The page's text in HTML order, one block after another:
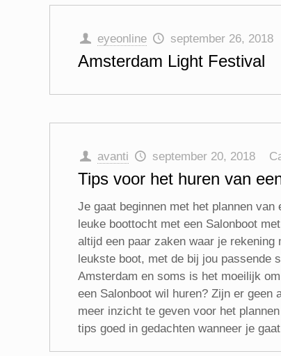
eyeonline september 26, 2018
Amsterdam Light Festival
avanti september 20, 2018
Tips voor het huren van
Je gaat beginnen met het plannen
leuke boottocht met een Salonboot
altijd een paar zaken waar je
leukste boot, met de bij jou passende
Amsterdam en soms is het moeilijk
een Salonboot wil huren? Zijn er
meer inzicht te geven voor het
tips goed in gedachten wanneer je